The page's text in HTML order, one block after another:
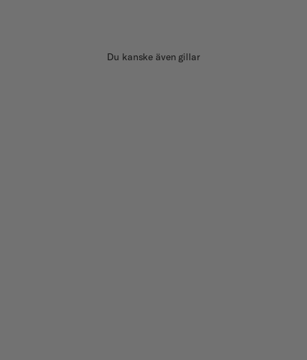
Du kanske även gillar